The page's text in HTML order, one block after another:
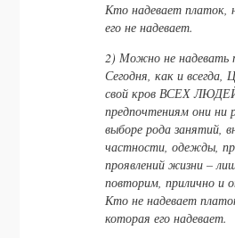
Кто надевает платок,
его не надевает.
2) Можно не надевать
Сегодня, как и всегда,
свой кров ВСЕХ
предпочтениям они ни
выборе рода занятий,
частности, одежды,
проявлений жизни –
повторим, прилично и
Кто не надевает
которая его надевает.